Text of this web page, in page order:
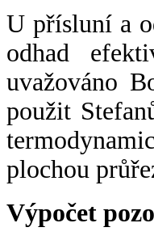
U přísluní a
odhad
uvažováno
použit
plochou
Výpočet